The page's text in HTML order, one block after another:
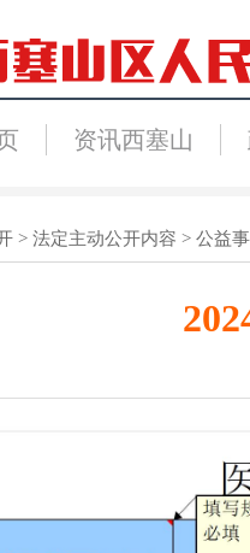
资讯西塞山
> 法定主动公开内容 > 公益